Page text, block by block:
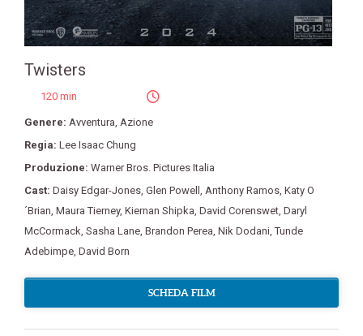
Twisters
120 min
Genere: Avventura, Azione
Regia: Lee Isaac Chung
Produzione: Warner Bros. Pictures Italia
Cast: Daisy Edgar-Jones, Glen Powell , Anthony Ramos, Katy O
´Brian, Maura Tierney, Kiernan Shipka, David Corenswet, Daryl
McCormack, Sasha Lane, Brandon Perea, Nik Dodani,Tunde
Adebimpe, David Born
SCHEDA FILM